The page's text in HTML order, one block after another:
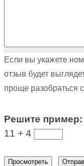
Если вы укажете
отзыв будет
проще разобраться
Решите
11 + 4